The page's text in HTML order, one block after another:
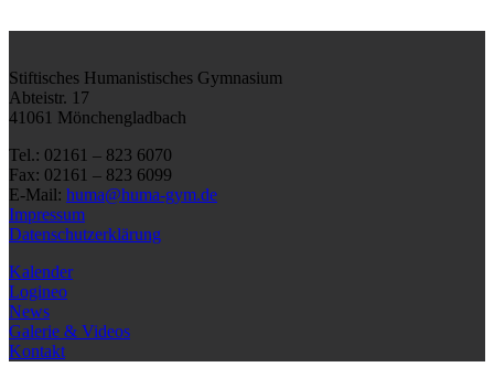
Stiftisches Humanistisches Gymnasium
Abteistr. 17
41061 Mönchengladbach
Tel.: 02161 – 823 6070
Fax: 02161 – 823 6099
E-Mail: huma@huma-gym.de
Impressum
Datenschutzerklärung
Kalender
Logineo
News
Galerie & Videos
Kontakt